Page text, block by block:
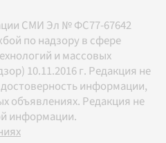
СМИ Эл № ФС77-67642
по надзору в сфере
и массовых
10.11.2016 г. Редакция не
информации,
объявлениях. Редакция не
информации.